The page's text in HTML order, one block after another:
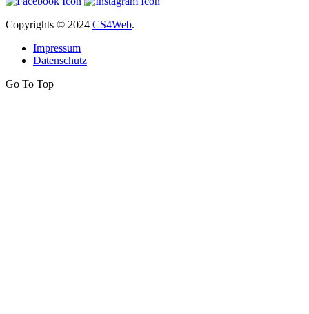
Copyrights © 2024 CS4Web.
Impressum
Datenschutz
Go To Top